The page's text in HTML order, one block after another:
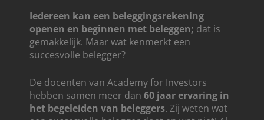
Iedereen kan een beleggingsrekening
openen en beginnen met beleggen; dat is
gemakkelijk. Maar wat kenmerkt een
succesvolle belegger?
De docenten van Academy for Investors
hebben samen meer dan 60 jaar ervaring in
het begeleiden van beleggers. Zij weten wat